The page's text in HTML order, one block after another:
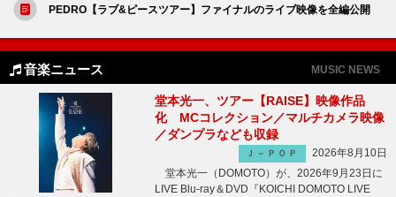
PEDRO【ラブ&ピースツアー】ファイナルのライブ映像を全編公開
音楽ニュース MUSIC NEWS
堂本光一、ツアー【RAISE】映像作品
化 MCコレクション／マルチカメラ映像
／ダンプラなども収録
Ｊ－ＰＯＰ
2026年8月10日
堂本光一（DOMOTO）が、2026年9月23日に
LIVE Blu-ray＆DVD『KOICHI DOMOTO LIVE